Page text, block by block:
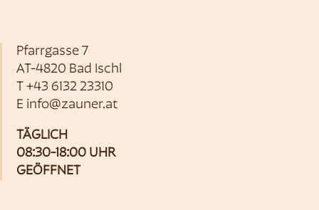
Pfarrgasse 7
AT-4820 Bad Ischl
T +43 6132 23310
E info@zauner.at
TÄGLICH
08:30-18:00 UHR
GEÖFFNET